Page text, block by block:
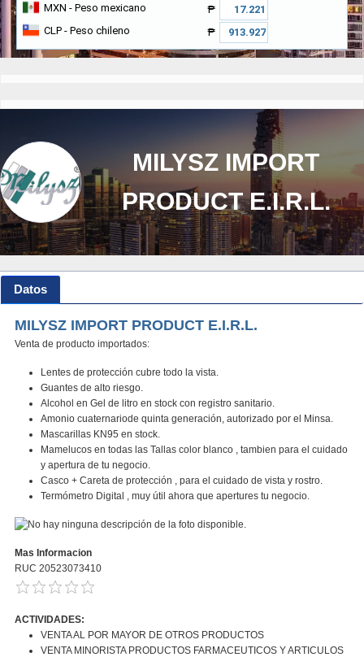
MXN - Peso mexicano
₱
CLP - Peso chileno ₱
MILYSZ IMPORT
PRODUCT E.I.R.L.
Datos
MILYSZ IMPORT PRODUCT E.I.R.L.
Venta de producto importados:
Lentes de protección cubre todo la vista.
Guantes de alto riesgo.
Alcohol en Gel de litro en stock con registro sanitario.
Amonio cuaternariode quinta generación, autorizado por el Minsa.
Mascarillas KN95 en stock.
Mamelucos en todas las Tallas color blanco , tambien para el cuidado
y apertura de tu negocio.
Casco + Careta de protección , para el cuidado de vista y rostro.
Termómetro Digital , muy útil ahora que apertures tu negocio.
Mas Informacion
RUC 20523073410
ACTIVIDADES:
VENTA AL POR MAYOR DE OTROS PRODUCTOS
VENTA MINORISTA PRODUCTOS FARMACEUTICOS Y ARTICULOS